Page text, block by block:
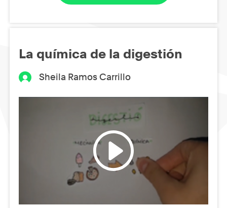
La química de la digestión
Sheila Ramos Carrillo